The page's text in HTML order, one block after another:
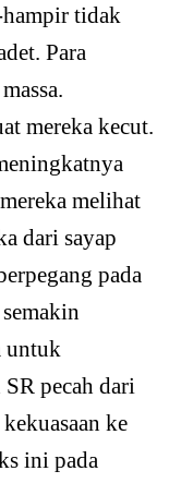
hampir tidak
Para
mereka kecut.
melihat
dari sayap
pada
untuk
pecah dari
ke
ini pada